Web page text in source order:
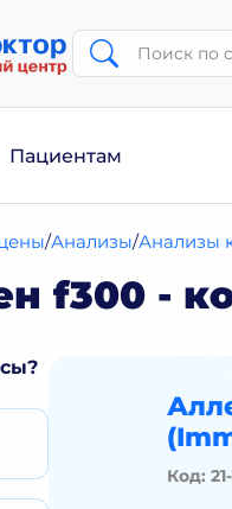
Пациентам
Анализы Анализы
f300 -
Код: